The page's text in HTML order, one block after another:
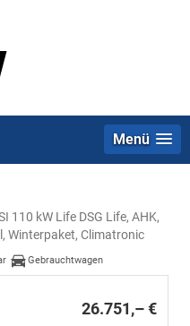
Menü
110 kW Life DSG Life, AHK,
Winterpaket, Climatronic
Gebrauchtwagen
26.751,– €